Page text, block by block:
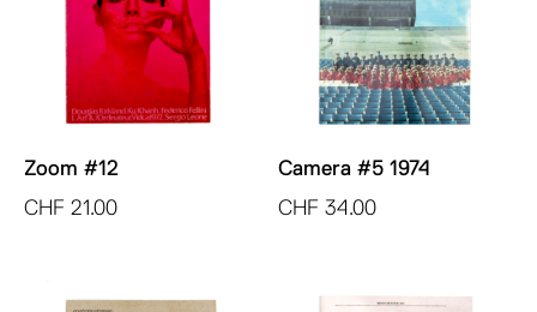
Zoom #12
CHF 21.00
Camera #5 1974
CHF 34.00